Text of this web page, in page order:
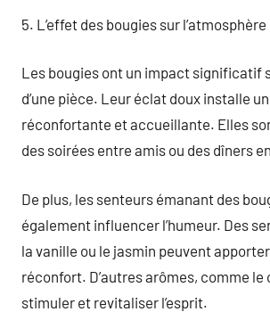
5. L’effet des bougies sur l’atmosphère
Les bougies ont un impact significatif
d’une pièce. Leur éclat doux installe
réconfortante et accueillante. Elles
des soirées entre amis ou des dîners
De plus, les senteurs émanant des
également influencer l’humeur. Des
la vanille ou le jasmin peuvent
réconfort. D’autres arômes, comme
stimuler et revitaliser l’esprit.